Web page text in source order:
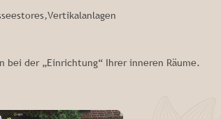
der „Einrichtung“ Ihrer inneren Räume.